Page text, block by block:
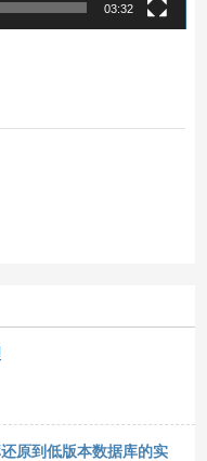
03:32
原到低版本数据库的实